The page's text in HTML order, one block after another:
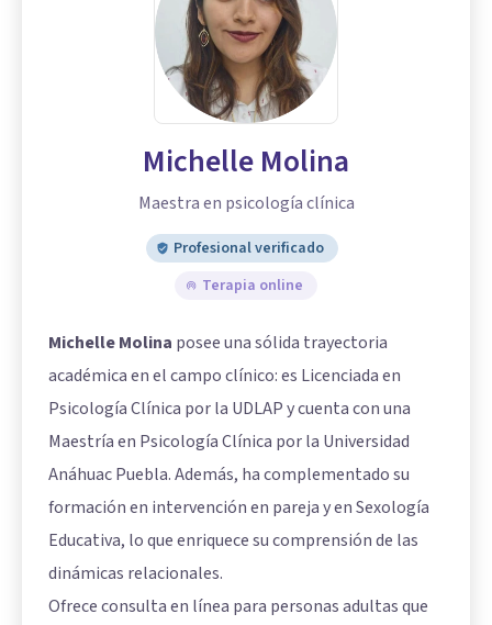
Michelle Molina
Maestra en psicología clínica
Profesional verificado
Terapia online
Michelle Molina posee una sólida trayectoria
académica en el campo clínico: es Licenciada en
Psicología Clínica por la UDLAP y cuenta con una
Maestría en Psicología Clínica por la Universidad
Anáhuac Puebla. Además, ha complementado su
formación en intervención en pareja y en Sexología
Educativa, lo que enriquece su comprensión de las
dinámicas relacionales.
Ofrece consulta en línea para personas adultas que